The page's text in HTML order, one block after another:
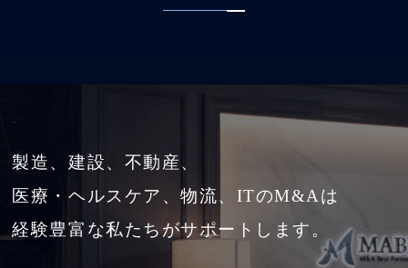
製造、建設、不動産、
医療・ヘルスケア、物流、ITのM&Aは
経験豊富な私たちがサポートします。